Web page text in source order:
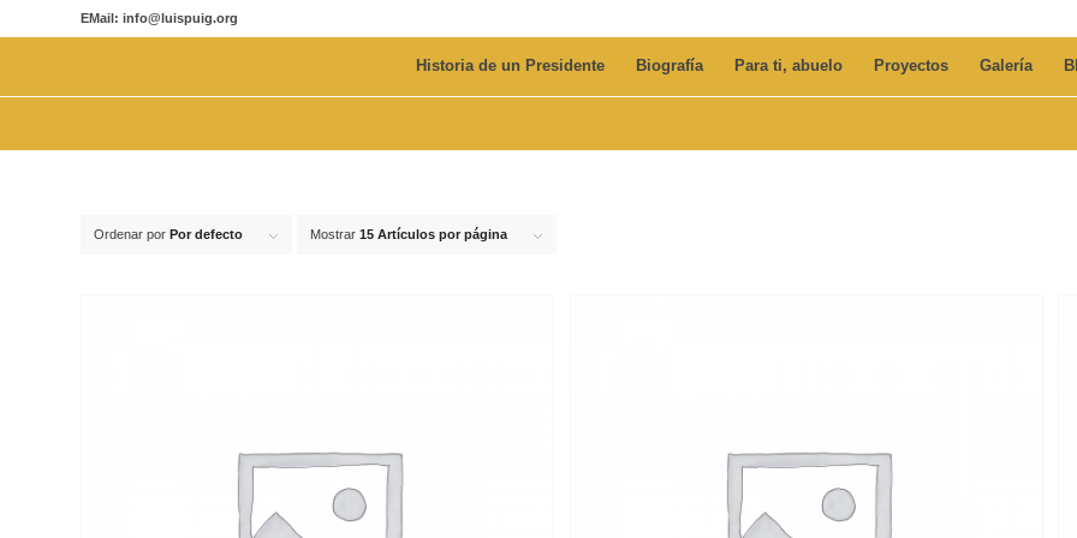
EMail: info@luispuig.org
Historia de un Presidente Biografía Para ti, abuelo Proyectos Galería
Ordenar por Por defecto Mostrar 15 Artículos por página